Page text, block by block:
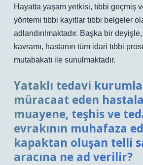
Hayatta yaşam yetkisi, tıbbi geçmiş
yöntemi tıbbi kayıtlar tıbbi belgeler
adlandırılmaktadır. Başka bir
kavramı, hastanın tüm idari tıbbi
mutabakatı ile sunulmaktadır.
Yataklı tedavi
müracaat eden
muayene, teşhis ve
evrakının muhafaza
kapaktan oluşan telli
aracına ne ad verilir?